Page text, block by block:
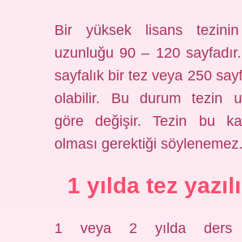
Bir yüksek lisans tezinin
uzunluğu 90 – 120
sayfalık bir tez veya 250
olabilir. Bu durum tezin
göre değişir. Tezin bu
olması gerektiği söylenemez.
1 yılda tez
1 veya 2 yılda ders